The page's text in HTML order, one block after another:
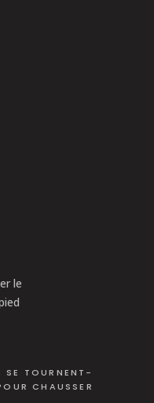
le
SE TOURNENT-
CHAUSSER